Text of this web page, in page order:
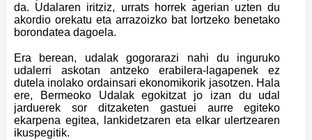
da. Udalaren iritziz, urrats horrek agerian uzten du
akordio orekatu eta arrazoizko bat lortzeko benetako
borondatea dagoela.
Era berean, udalak gogorarazi nahi du inguruko
udalerri askotan antzeko erabilera-lagapenek ez
dutela inolako ordainsari ekonomikorik jasotzen. Hala
ere, Bermeoko Udalak egokitzat jo izan du udal
jarduerek sor ditzaketen gastuei aurre egiteko
ekarpena egitea, lankidetzaren eta elkar ulertzearen
ikuspegitik.